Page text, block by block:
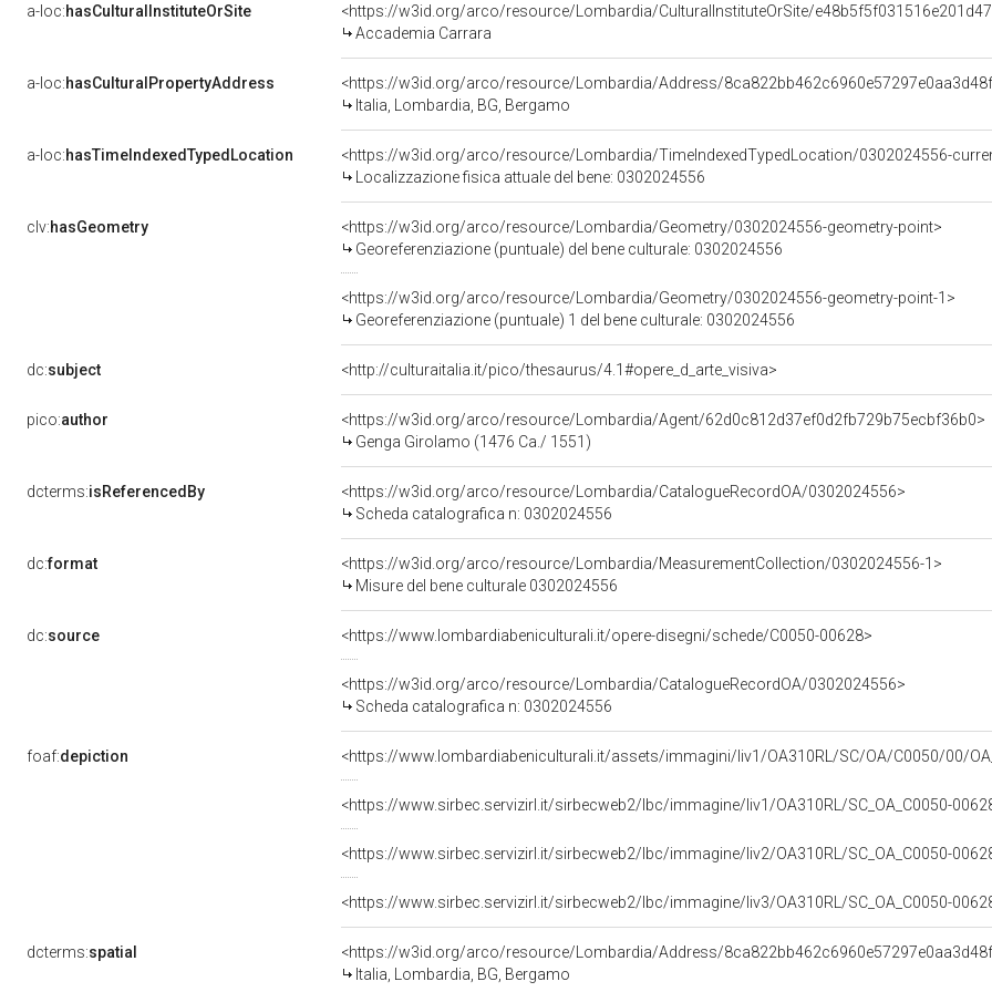
a-loc:hasCulturalInstituteOrSite
<https://w3id.org/arco/resource/Lombardia/CulturalInstituteOrSite/
Accademia Carrara
a-loc:hasCulturalPropertyAddress
<https://w3id.org/arco/resource/Lombardia/Address/
Italia, Lombardia, BG, Bergamo
a-loc:hasTimeIndexedTypedLocation
<https://w3id.org/arco/resource/Lombardia/TimeIndexedTypedLocation/0302024556-
Localizzazione fisica attuale del bene: 0302024556
clv:hasGeometry
<https://w3id.org/arco/resource/Lombardia/Geometry/0302024556-geometry-point>
Georeferenziazione (puntuale) del bene culturale: 0302024556
<https://w3id.org/arco/resource/Lombardia/Geometry/0302024556-geometry-point-1>
Georeferenziazione (puntuale) 1 del bene culturale: 0302024556
dc:subject <http://culturaitalia.it/pico/thesaurus/4.1#opere_d_arte_visiva>
pico:author
<https://w3id.org/arco/resource/Lombardia/Agent/62d0c812d37ef0d2fb729b75ecbf36b0>
Genga Girolamo (1476 Ca./ 1551)
dcterms:isReferencedBy
<https://w3id.org/arco/resource/Lombardia/CatalogueRecordOA/0302024556>
Scheda catalografica n: 0302024556
dc:format
<https://w3id.org/arco/resource/Lombardia/MeasurementCollection/0302024556-1>
Misure del bene culturale 0302024556
dc:source <https://www.lombardiabeniculturali.it/opere-disegni/schede/C0050-00628>
<https://w3id.org/arco/resource/Lombardia/CatalogueRecordOA/0302024556>
Scheda catalografica n: 0302024556
foaf:depiction <https://www.lombardiabeniculturali.it/assets/immagini/liv1/OA310RL/SC/OA/C0050/00/
<https://www.sirbec.servizirl.it/sirbecweb2/lbc/immagine/liv1/OA310RL/SC_OA_C0050-
<https://www.sirbec.servizirl.it/sirbecweb2/lbc/immagine/liv2/OA310RL/SC_OA_C0050-
<https://www.sirbec.servizirl.it/sirbecweb2/lbc/immagine/liv3/OA310RL/SC_OA_C0050-
dcterms:spatial
<https://w3id.org/arco/resource/Lombardia/Address/
Italia, Lombardia, BG, Bergamo